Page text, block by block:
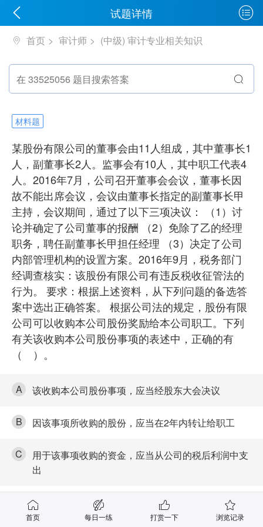
试题详情
首页 审计师 (中级) 审计专业相关知识
材料题
某股份有限公司的董事会由11人组成，其中董事长1
人，副董事长2人。监事会有10人，其中职工代表4
人。2016年7月，公司召开董事会会议，董事长因
故不能出席会议，会议由董事长指定的副董事长甲
主持，会议期间，通过了以下三项决议： （1）讨
论并确定了公司董事的报酬 （2）免除了乙的经理
职务，聘任副董事长甲担任经理 （3）决定了公司
内部管理机构的设置方案。2016年9月，税务部门
经调查核实：该股份有限公司有违反税收征管法的
行为。 要求：根据上述资料，从下列问题的备选答
案中选出正确答案。 根据公司法的规定，股份有限
公司可以收购本公司股份奖励给本公司职工。下列
有关该收购本公司股份事项的表述中，正确的有
（ ）。
A 该收购本公司股份事项，应当经股东大会决议
B 因该事项所收购的股份，应当在2年内转让给职工
C
用于该事项收购的资金，应当从公司的税后利润中支
出
因该事项收购的本公司股份，不得超过本公司已发行
股份总额的10%
首页 每日一练 打赏一下 浏览记录